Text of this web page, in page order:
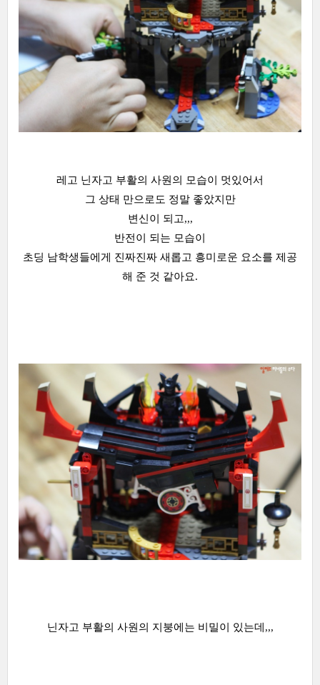
레고 닌자고 부활의 사원의 모습이 멋있어서
그 상태 만으로도 정말 좋았지만
변신이 되고,,,
반전이 되는 모습이
초딩 남학생들에게 진짜진짜 새롭고 흥미로운 요소를 제공
해 준 것 같아요.
닌자고 부활의 사원의 지붕에는 비밀이 있는데,,,